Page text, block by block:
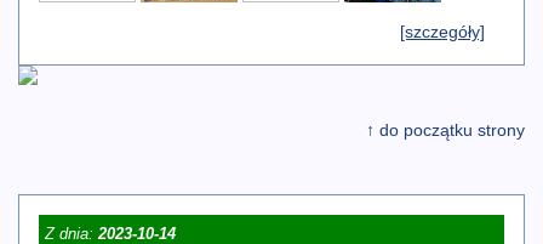
[szczegóły]
↑ do początku strony
Z dnia:2023-10-14